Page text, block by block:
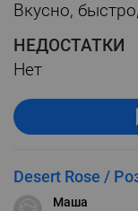
Вкусно,
НЕДОСТАТКИ
Нет
Desert Rose /
Маша